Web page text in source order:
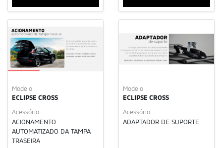
Modelo
ECLIPSE CROSS
Acessório
ACIONAMENTO
AUTOMATIZADO DA TAMPA
TRASEIRA
Modelo
ECLIPSE CROSS
Acessório
ADAPTADOR DE SUPORTE